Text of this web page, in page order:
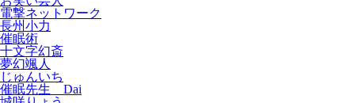
電撃ネットワーク
長州小力
催眠術
十文字幻斎
夢幻颯人
じゅんいち
催眠先生 Dai